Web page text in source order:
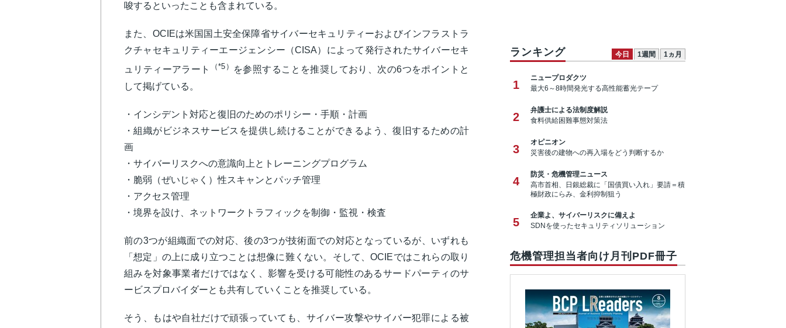
唆するといったことも含まれている。
また、OCIEは米国国土安全保障省サイバーセキュリティーおよびインフラストラ
クチャセキュリティーエージェンシー（CISA）によって発行されたサイバーセキ
ュリティーアラート
（*5）
を参照することを推奨しており、次の6つをポイントと
して掲げている。
・インシデント対応と復旧のためのポリシー・手順・計画
・組織がビジネスサービスを提供し続けることができるよう、復旧するための計
画
・サイバーリスクへの意識向上とトレーニングプログラム
・脆弱（ぜいじゃく）性スキャンとパッチ管理
・アクセス管理
・境界を設け、ネットワークトラフィックを制御・監視・検査
前の3つが組織面での対応、後の3つが技術面での対応となっているが、いずれも
「想定」の上に成り立つことは想像に難くない。そして、OCIEではこれらの取り
組みを対象事業者だけではなく、影響を受ける可能性のあるサードパーティのサ
ービスプロバイダーとも共有していくことを推奨している。
そう、もはや自社だけで頑張っていても、サイバー攻撃やサイバー犯罪による被
ランキング 今日 1週間 1ヵ月
1
ニュープロダクツ
最大6～8時間発光する高性能蓄光テープ
2
弁護士による法制度解説
食料供給困難事態対策法
3
オピニオン
災害後の建物への再入場をどう判断するか
4
防災・危機管理ニュース
高市首相、日銀総裁に「国債買い入れ」要請＝積
極財政にらみ、金利抑制狙う
5
企業よ、サイバーリスクに備えよ
SDNを使ったセキュリティソリューション
危機管理担当者向け月刊PDF冊子